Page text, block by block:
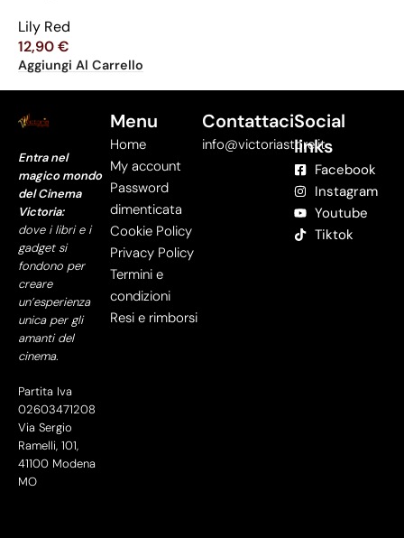
Lily Red
12,90€
Aggiungi Al Carrello
Entra nel
magico mondo
del Cinema
Victoria:
dove i libri e i
gadget si
fondono per
creare
un’esperienza
unica per gli
amanti del
cinema.
Partita Iva
02603471208
Via Sergio
Ramelli, 101,
41100 Modena
MO
Menu
Home
My account
Password
dimenticata
Cookie Policy
Privacy Policy
Termini e
condizioni
Resi e rimborsi
Contattaci
info@victoriastore.it
Social
links
Facebook
Instagram
Youtube
Tiktok